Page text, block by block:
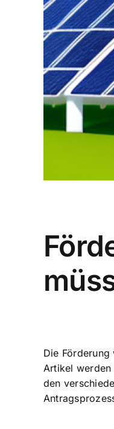
Die
Artikel werden
den